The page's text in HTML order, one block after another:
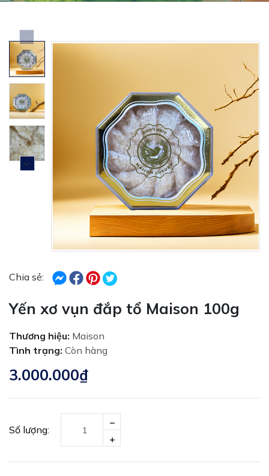
Chia sẻ:
Yến xơ vụn đắp tổ Maison 100g
Thương hiệu: Maison
Tình trạng: Còn hàng
3.000.000₫
Số lượng: